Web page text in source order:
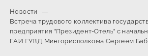
info@president-
hotel.by
+375 (17)
229-70-
00
Новости
Встреча трудового коллектива
предприятия "Президент-Отель" с
ГАИ ГУВД Мингорисполкома Сергеем